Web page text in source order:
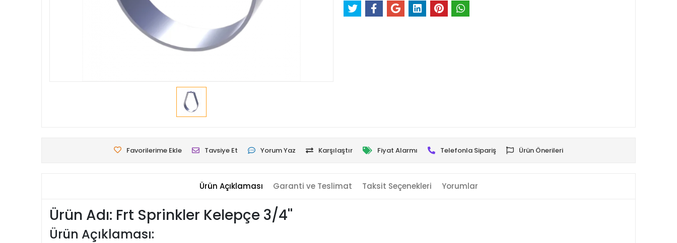
Favorilerime Ekle Tavsiye Et Yorum Yaz Karşılaştır Fiyat Alarmı Telefonla Sipariş Ürün Önerileri
Ürün Açıklaması Garanti ve Teslimat Taksit Seçenekleri Yorumlar
Ürün Adı: Frt Sprinkler Kelepçe 3/4''
Ürün Açıklaması: